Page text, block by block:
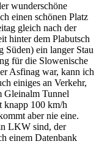
wunderschöne
einen schönen Platz
gleich nach der
hinter dem Plabutsch
Süden) ein langer Stau
für die Slowenische
Asfinag war, kann ich
einiges an Verkehr,
Gleinalm Tunnel
knapp 100 km/h
aber nie eine.
LKW sind, der
einem Datenbank